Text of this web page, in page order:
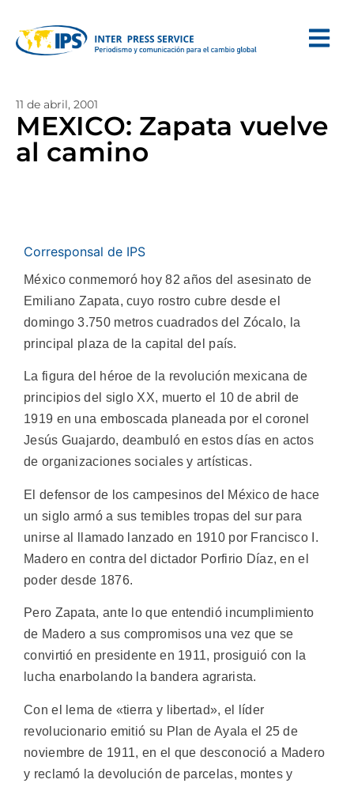
11 de abril, 2001
MEXICO: Zapata vuelve
al camino
Corresponsal de IPS
México conmemoró hoy 82 años del asesinato de
Emiliano Zapata, cuyo rostro cubre desde el
domingo 3.750 metros cuadrados del Zócalo, la
principal plaza de la capital del país.
La figura del héroe de la revolución mexicana de
principios del siglo XX, muerto el 10 de abril de
1919 en una emboscada planeada por el coronel
Jesús Guajardo, deambuló en estos días en actos
de organizaciones sociales y artísticas.
El defensor de los campesinos del México de hace
un siglo armó a sus temibles tropas del sur para
unirse al llamado lanzado en 1910 por Francisco I.
Madero en contra del dictador Porfirio Díaz, en el
poder desde 1876.
Pero Zapata, ante lo que entendió incumplimiento
de Madero a sus compromisos una vez que se
convirtió en presidente en 1911, prosiguió con la
lucha enarbolando la bandera agrarista.
Con el lema de «tierra y libertad», el líder
revolucionario emitió su Plan de Ayala el 25 de
noviembre de 1911, en el que desconoció a Madero
y reclamó la devolución de parcelas, montes y